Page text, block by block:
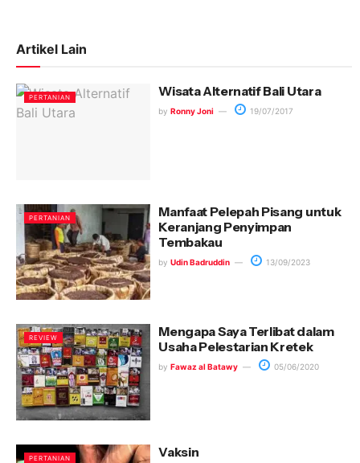
Artikel Lain
PERTANIAN Wisata Alternatif Bali Utara
by Ronny Joni 19/07/2017
PERTANIAN
Manfaat Pelepah Pisang untuk
Keranjang Penyimpan
Tembakau
by Udin Badruddin 13/09/2023
REVIEW
Mengapa Saya Terlibat dalam
Usaha Pelestarian Kretek
by Fawaz al Batawy 05/06/2020
PERTANIAN Vaksin